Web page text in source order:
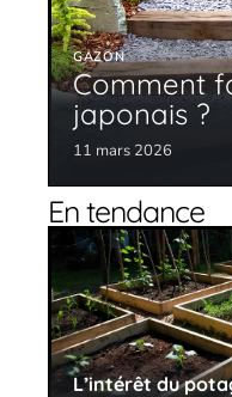
GAZON
Comment
japonais ?
11 mars 2026
En tendance
L’intérêt du